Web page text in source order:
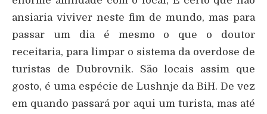
ansiaria viviver neste fim de mundo, mas para
passar um dia é mesmo o que o doutor
receitaria, para limpar o sistema da overdose de
turistas de Dubrovnik. São locais assim que
gosto, é uma espécie de Lushnje da BiH. De vez
em quando passará por aqui um turista, mas até